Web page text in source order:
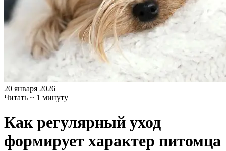
20 января 2026
Читать ~ 1 минуту
Как регулярный уход
формирует характер питомца